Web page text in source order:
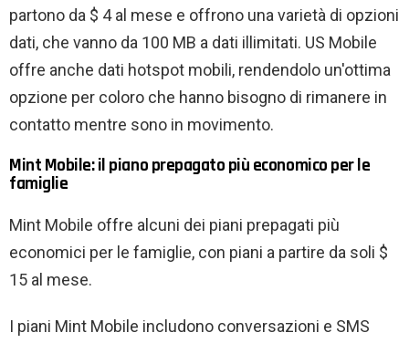
partono da $ 4 al mese e offrono una varietà di opzioni
dati, che vanno da 100 MB a dati illimitati. US Mobile
offre anche dati hotspot mobili, rendendolo un'ottima
opzione per coloro che hanno bisogno di rimanere in
contatto mentre sono in movimento.
Mint Mobile: il piano prepagato più economico per le
famiglie
Mint Mobile offre alcuni dei piani prepagati più
economici per le famiglie, con piani a partire da soli $
15 al mese.
I piani Mint Mobile includono conversazioni e SMS